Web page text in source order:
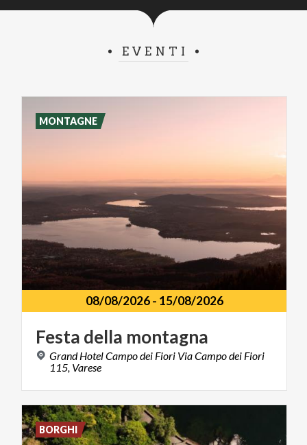
EVENTI
08/08/2026- 15/08/2026
Festa della montagna
Grand Hotel Campo dei Fiori Via Campo dei Fiori
115, Varese
MONTAGNE
BORGHI